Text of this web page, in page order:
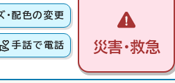
・配色の変更
手話で電話 災害・救急